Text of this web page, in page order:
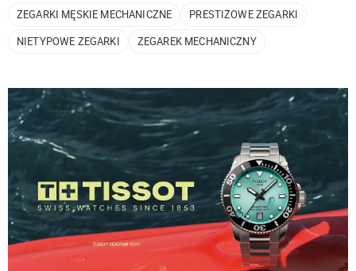
ZEGARKI MĘSKIE MECHANICZNE
PRESTIŻOWE ZEGARKI
NIETYPOWE ZEGARKI
ZEGAREK MECHANICZNY